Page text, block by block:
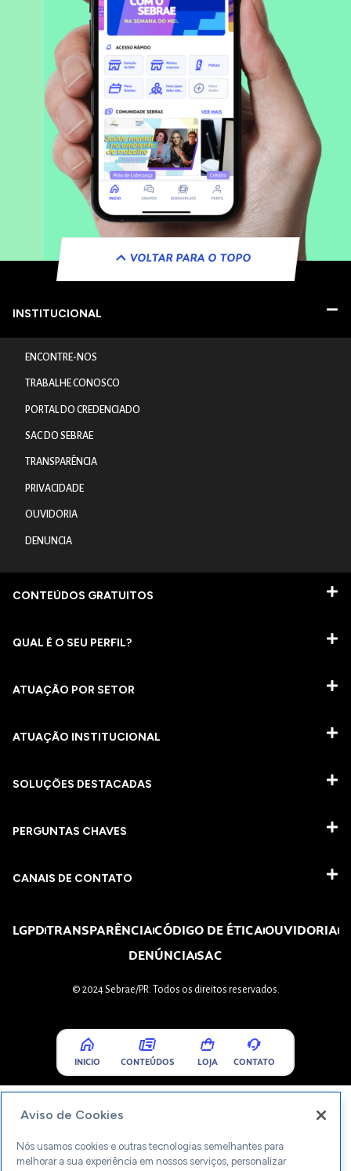
VOLTAR PARA O TOPO
INSTITUCIONAL
ENCONTRE-NOS
TRABALHE CONOSCO
PORTAL DO CREDENCIADO
SAC DO SEBRAE
TRANSPARÊNCIA
PRIVACIDADE
OUVIDORIA
DENUNCIA
CONTEÚDOS GRATUITOS
QUAL É O SEU PERFIL?
ATUAÇÃO POR SETOR
ATUAÇÃO INSTITUCIONAL
SOLUÇÕES DESTACADAS
PERGUNTAS CHAVES​
CANAIS DE CONTATO
LGPDTRANSPARÊNCIACÓDIGO DE ÉTICAOUVIDORIA
DENÚNCIASAC
© 2024 Sebrae/PR. Todos os direitos reservados.
INICIO CONTEÚDOS LOJA CONTATO
Aviso de Cookies
Nós usamos cookies e outras tecnologias semelhantes para
melhorar a sua experiência em nossos serviços, personalizar